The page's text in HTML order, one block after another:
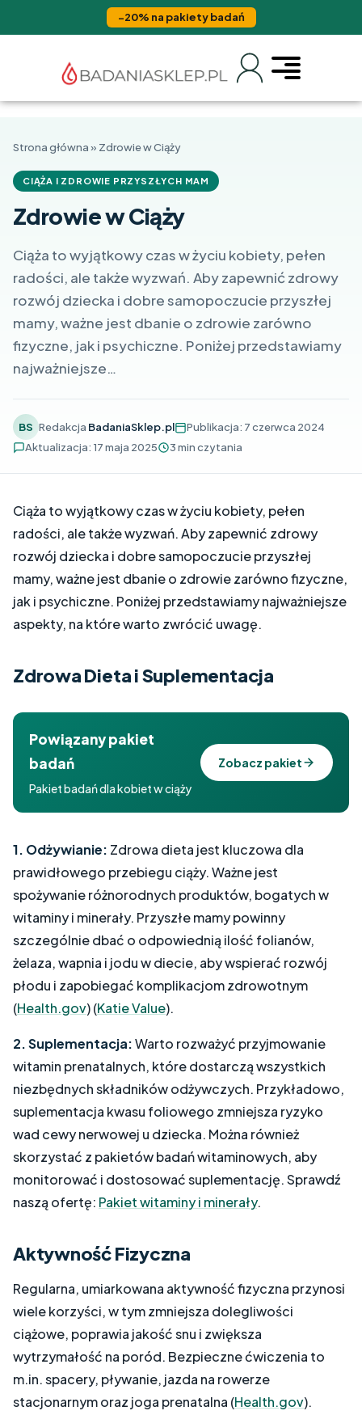
−20% na pakiety badań
Strona główna» Zdrowie w Ciąży
CIĄŻA I ZDROWIE PRZYSZŁYCH MAM
Zdrowie w Ciąży
Ciąża to wyjątkowy czas w życiu kobiety, pełen
radości, ale także wyzwań. Aby zapewnić zdrowy
rozwój dziecka i dobre samopoczucie przyszłej
mamy, ważne jest dbanie o zdrowie zarówno
fizyczne, jak i psychiczne. Poniżej przedstawiamy
najważniejsze…
BS Redakcja BadaniaSklep.pl
Publikacja: 7 czerwca 2024
Aktualizacja: 17 maja 2025
3 min czytania
Ciąża to wyjątkowy czas w życiu kobiety, pełen
radości, ale także wyzwań. Aby zapewnić zdrowy
rozwój dziecka i dobre samopoczucie przyszłej
mamy, ważne jest dbanie o zdrowie zarówno fizyczne,
jak i psychiczne. Poniżej przedstawiamy najważniejsze
aspekty, na które warto zwrócić uwagę.
Zdrowa Dieta i Suplementacja
Powiązany pakiet
badań
Pakiet badań dla kobiet w ciąży
Zobacz pakiet
1. Odżywianie: Zdrowa dieta jest kluczowa dla
prawidłowego przebiegu ciąży. Ważne jest
spożywanie różnorodnych produktów, bogatych w
witaminy i minerały. Przyszłe mamy powinny
szczególnie dbać o odpowiednią ilość folianów,
żelaza, wapnia i jodu w diecie, aby wspierać rozwój
płodu i zapobiegać komplikacjom zdrowotnym​
(Health.gov)​​ (Katie Value)​.
2. Suplementacja:Warto rozważyć przyjmowanie
witamin prenatalnych, które dostarczą wszystkich
niezbędnych składników odżywczych. Przykładowo,
suplementacja kwasu foliowego zmniejsza ryzyko
wad cewy nerwowej u dziecka. Można również
skorzystać z pakietów badań witaminowych, aby
monitorować i dostosować suplementację. Sprawdź
naszą ofertę: Pakiet witaminy i minerały.
Aktywność Fizyczna
Regularna, umiarkowana aktywność fizyczna przynosi
wiele korzyści, w tym zmniejsza dolegliwości
ciążowe, poprawia jakość snu i zwiększa
wytrzymałość na poród. Bezpieczne ćwiczenia to
m.in. spacery, pływanie, jazda na rowerze
stacjonarnym oraz joga prenatalna​ (Health.gov)​.